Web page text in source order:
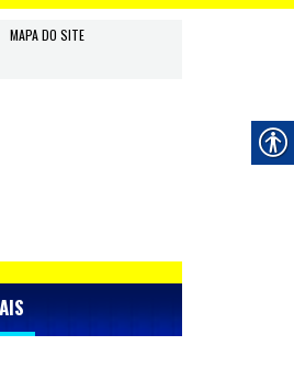
MAPA DO SITE